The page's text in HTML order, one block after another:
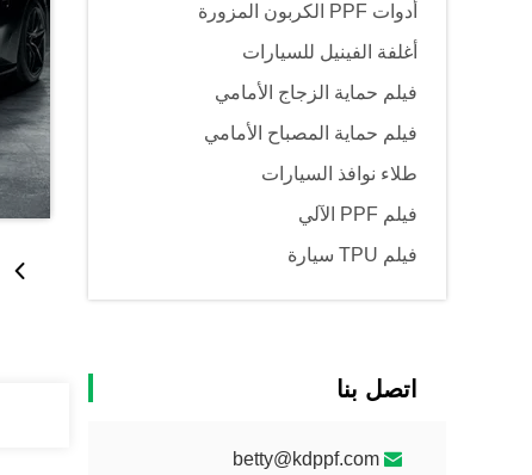
أدوات PPF الكربون المزورة
أغلفة الفينيل للسيارات
فيلم حماية الزجاج الأمامي
فيلم حماية المصباح الأمامي
طلاء نوافذ السيارات
فيلم PPF الآلي
فيلم TPU سيارة
اتصل بنا
betty@kdppf.com